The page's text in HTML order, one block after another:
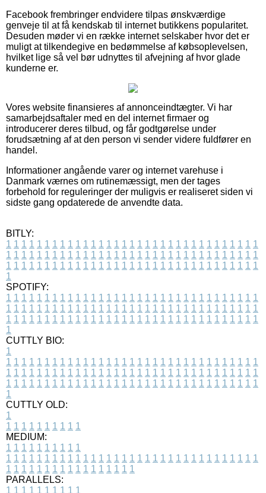
Facebook frembringer endvidere tilpas ønskværdige
genveje til at få kendskab til internet butikkens popularitet.
Desuden møder vi en række internet selskaber hvor det er
muligt at tilkendegive en bedømmelse af købsoplevelsen,
hvilket lige så vel bør udnyttes til afvejning af hvor glade
kunderne er.
Vores website finansieres af annonceindtægter. Vi har
samarbejdsaftaler med en del internet firmaer og
introducerer deres tilbud, og får godtgørelse under
forudsætning af at den person vi sender videre fuldfører en
handel.
Informationer angående varer og internet varehuse i
Danmark værnes om rutinemæssigt, men der tages
forbehold for reguleringer der muligvis er realiseret siden vi
sidste gang opdaterede de anvendte data.
BITLY:
1 1 1 1 1 1 1 1 1 1 1 1 1 1 1 1 1 1 1 1 1 1 1 1 1 1 1 1 1 1 1 1 1
1 1 1 1 1 1 1 1 1 1 1 1 1 1 1 1 1 1 1 1 1 1 1 1 1 1 1 1 1 1 1 1 1
1 1 1 1 1 1 1 1 1 1 1 1 1 1 1 1 1 1 1 1 1 1 1 1 1 1 1 1 1 1 1 1 1
1
SPOTIFY:
1 1 1 1 1 1 1 1 1 1 1 1 1 1 1 1 1 1 1 1 1 1 1 1 1 1 1 1 1 1 1 1 1
1 1 1 1 1 1 1 1 1 1 1 1 1 1 1 1 1 1 1 1 1 1 1 1 1 1 1 1 1 1 1 1 1
1 1 1 1 1 1 1 1 1 1 1 1 1 1 1 1 1 1 1 1 1 1 1 1 1 1 1 1 1 1 1 1 1
1
CUTTLY BIO:
1
1 1 1 1 1 1 1 1 1 1 1 1 1 1 1 1 1 1 1 1 1 1 1 1 1 1 1 1 1 1 1 1 1
1 1 1 1 1 1 1 1 1 1 1 1 1 1 1 1 1 1 1 1 1 1 1 1 1 1 1 1 1 1 1 1 1
1 1 1 1 1 1 1 1 1 1 1 1 1 1 1 1 1 1 1 1 1 1 1 1 1 1 1 1 1 1 1 1 1
1
CUTTLY OLD:
1
1 1 1 1 1 1 1 1 1 1
MEDIUM:
1 1 1 1 1 1 1 1 1 1
1 1 1 1 1 1 1 1 1 1 1 1 1 1 1 1 1 1 1 1 1 1 1 1 1 1 1 1 1 1 1 1 1
1 1 1 1 1 1 1 1 1 1 1 1 1 1 1 1 1
PARALLELS:
1 1 1 1 1 1 1 1 1 1